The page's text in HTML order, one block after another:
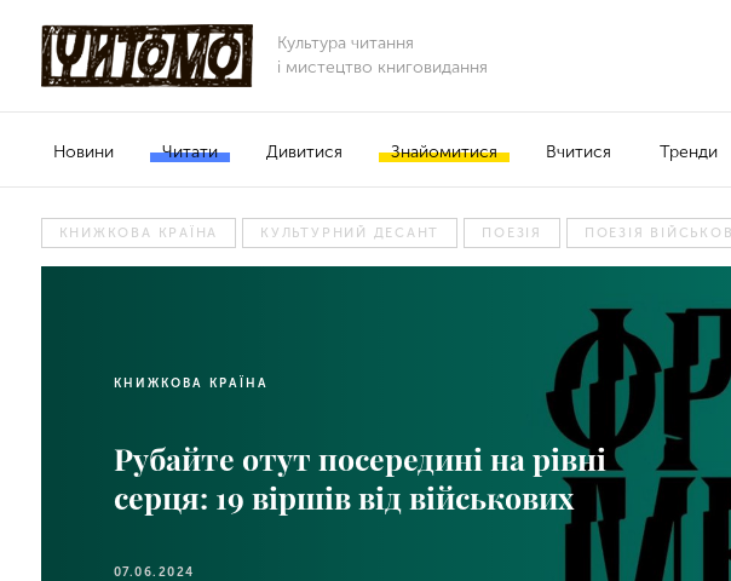
Культура читання
і мистецтво книговидання
Новини Читати Дивитися Знайомитися Вчитися Тренди
КНИЖКОВА КРАЇНА КУЛЬТУРНИЙ ДЕСАНТ ПОЕЗІЯ ПОЕЗІЯ
КНИЖКОВА КРАЇНА
Рубайте отут посередині на рівні
серця: 19 віршів від військових
07.06.2024